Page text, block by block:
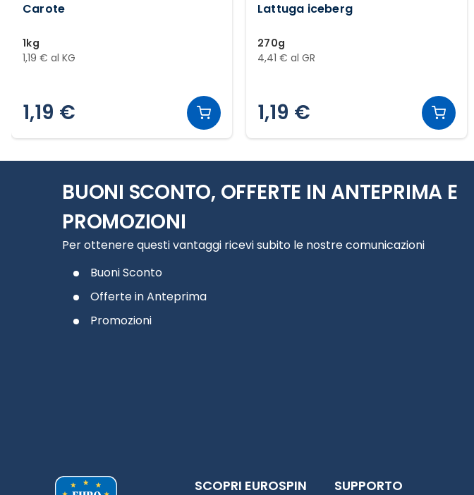
Carote
1kg
1,19 € al KG
1,19 €
Lattuga iceberg
270g
4,41 € al GR
1,19 €
Slide 1 di 12
BUONI SCONTO, OFFERTE IN ANTEPRIMA E
PROMOZIONI
Per ottenere questi vantaggi ricevi subito le nostre comunicazioni
Buoni Sconto
Offerte in Anteprima
Promozioni
SCOPRI EUROSPIN SUPPORTO